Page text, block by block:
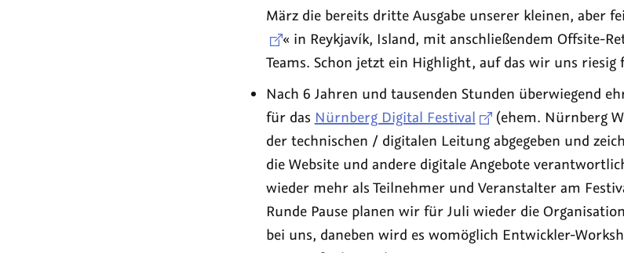
März die bereits dritte Ausgabe unserer kleinen, aber
« in Reykjavík, Island, mit anschließendem Offsite-
Teams. Schon jetzt ein Highlight, auf das wir uns riesig
Nach 6 Jahren und tausenden Stunden überwiegend
für das Nürnberg Digital Festival
(ehem. Nürnberg
der technischen / digitalen Leitung abgegeben und
die Website und andere digitale Angebote
wieder mehr als Teilnehmer und Veranstalter am
Runde Pause planen wir für Juli wieder die
bei uns, daneben wird es womöglich Entwickler-